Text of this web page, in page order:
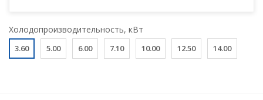
Холодопроизводительность, кВт
3.60 5.00 6.00 7.10 10.00 12.50 14.00